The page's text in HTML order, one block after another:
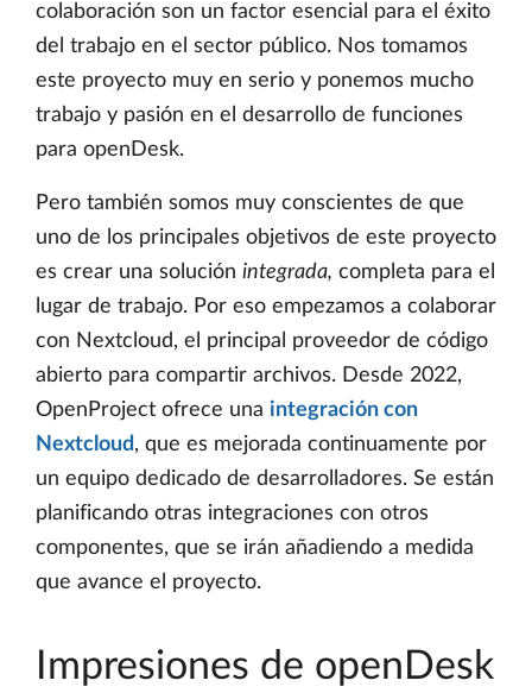
colaboración son un factor esencial para el éxito
del trabajo en el sector público. Nos tomamos
este proyecto muy en serio y ponemos mucho
trabajo y pasión en el desarrollo de funciones
para openDesk.
Pero también somos muy conscientes de que
uno de los principales objetivos de este proyecto
es crear una solución integrada, completa para el
lugar de trabajo. Por eso empezamos a colaborar
con Nextcloud, el principal proveedor de código
abierto para compartir archivos. Desde 2022,
OpenProject ofrece una integración con
Nextcloud, que es mejorada continuamente por
un equipo dedicado de desarrolladores. Se están
planificando otras integraciones con otros
componentes, que se irán añadiendo a medida
que avance el proyecto.
Impresiones de openDesk